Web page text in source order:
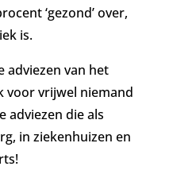
‘gezond’ over,
is.
adviezen van het
voor vrijwel niemand
adviezen die als
in ziekenhuizen en